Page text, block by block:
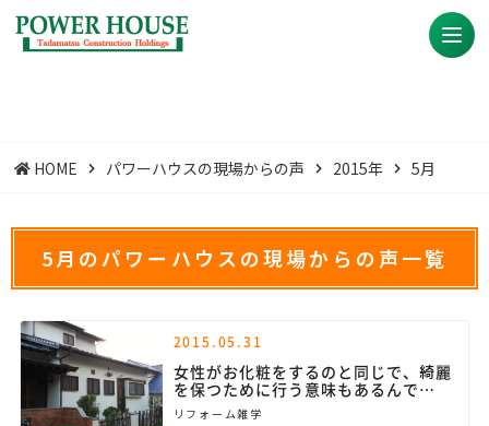
HOME パワーハウスの現場からの声 2015年 5月
5月のパワーハウスの現場からの声一覧
2015.05.31
女性がお化粧をするのと同じで、綺麗
を保つために行う意味もあるんで
す！！
リフォーム雑学